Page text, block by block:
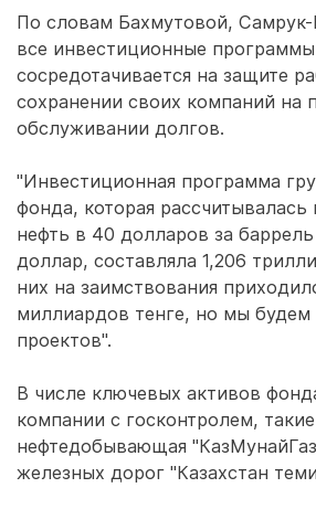
По словам Бахмутовой, Самрук-
все инвестиционные
сосредотачивается на защите
сохранении своих компаний на
обслуживании долгов.
"Инвестиционная программа
фонда, которая рассчитывалась
нефть в 40 долларов за баррель
доллар, составляла 1,206
них на заимствования
миллиардов тенге, но мы будем
проектов".
В числе ключевых активов
компании с госконтролем,
нефтедобывающая
железных дорог "Казахстан